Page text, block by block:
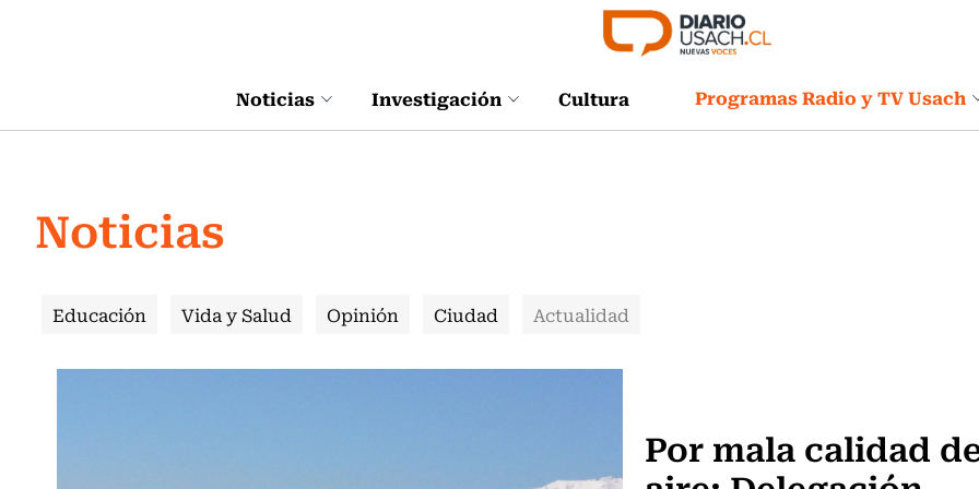
Noticias Investigación Cultura Programas Radio y TV Usach
Noticias
Educación Vida y Salud Opinión Ciudad Actualidad
Por mala calidad